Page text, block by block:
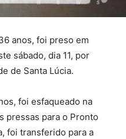
anos, foi preso em
sábado, dia 11, por
de Santa Lúcia.
foi esfaqueado na
pressas para o Pronto
foi transferido para a